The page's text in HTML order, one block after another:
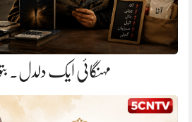
مہنگائی ایک دلدل.